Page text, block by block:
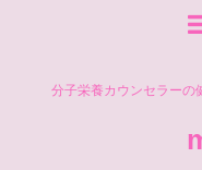
分子栄養カウンセラーの